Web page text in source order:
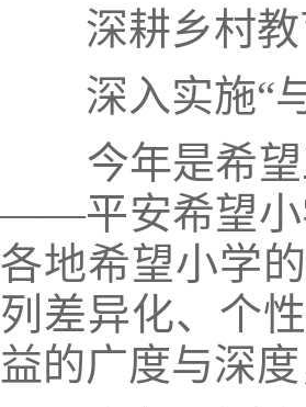
深耕乡村
深入实施“
今年是希
——平安希望小
各地希望小学
列差异化、个
益的广度与深